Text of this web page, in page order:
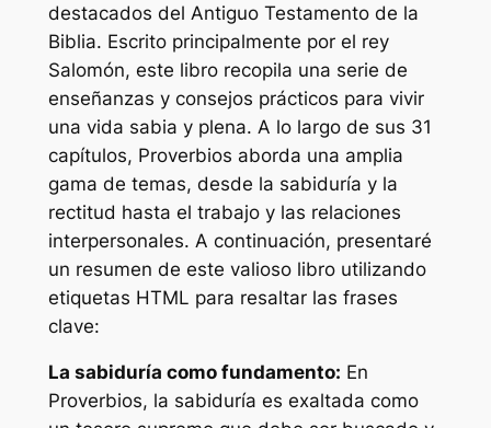
destacados del Antiguo Testamento de la
Biblia. Escrito principalmente por el rey
Salomón, este libro recopila una serie de
enseñanzas y consejos prácticos para vivir
una vida sabia y plena. A lo largo de sus 31
capítulos, Proverbios aborda una amplia
gama de temas, desde la sabiduría y la
rectitud hasta el trabajo y las relaciones
interpersonales. A continuación, presentaré
un resumen de este valioso libro utilizando
etiquetas HTML para resaltar las frases
clave:
La sabiduría como fundamento: En
Proverbios, la sabiduría es exaltada como